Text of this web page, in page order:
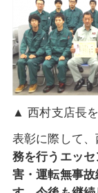
▲ 西村支店長
表彰に際して、
務を行うエッ
害・運転無事